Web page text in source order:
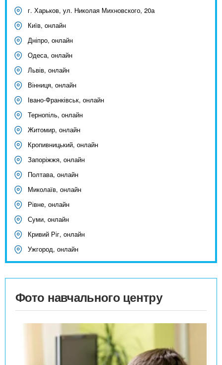
г. Харьков, ул. Николая Михновского, 20а
Київ, онлайн
Дніпро, онлайн
Одеса, онлайн
Львів, онлайн
Вінниця, онлайн
Івано-Франківськ, онлайн
Тернопіль, онлайн
Житомир, онлайн
Кропивницький, онлайн
Запоріжжя, онлайн
Полтава, онлайн
Миколаїв, онлайн
Рівне, онлайн
Суми, онлайн
Кривий Ріг, онлайн
Ужгород, онлайн
Фото навчального центру